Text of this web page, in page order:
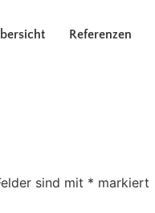
Referenzen
sind mit * markiert